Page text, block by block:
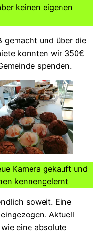
keinen eigenen
gemacht und über die
konnten wir 350€
spenden.
Kamera gekauft und
kennengelernt
soweit. Eine
Aktuell
eine absolute